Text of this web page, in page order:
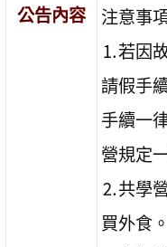
公告內容
注意事
⒈若因
請假手
手續一
營規定
⒉共學
買外食。